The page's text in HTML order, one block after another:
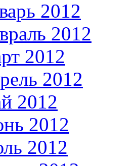
2012
2012
2012
2012
2012
2012
2012